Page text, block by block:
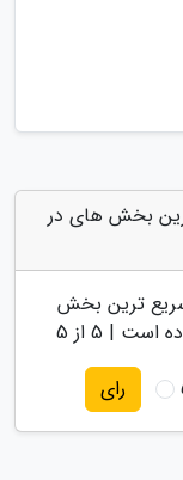
بخش های در
ترین بخش
است | 5 از 5
رای